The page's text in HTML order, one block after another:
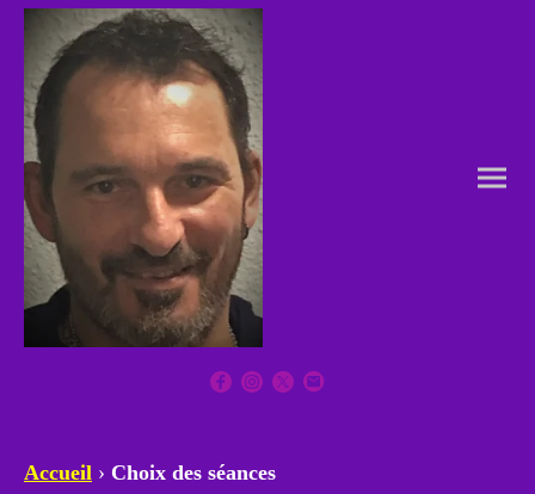
Accueil › Choix des séances